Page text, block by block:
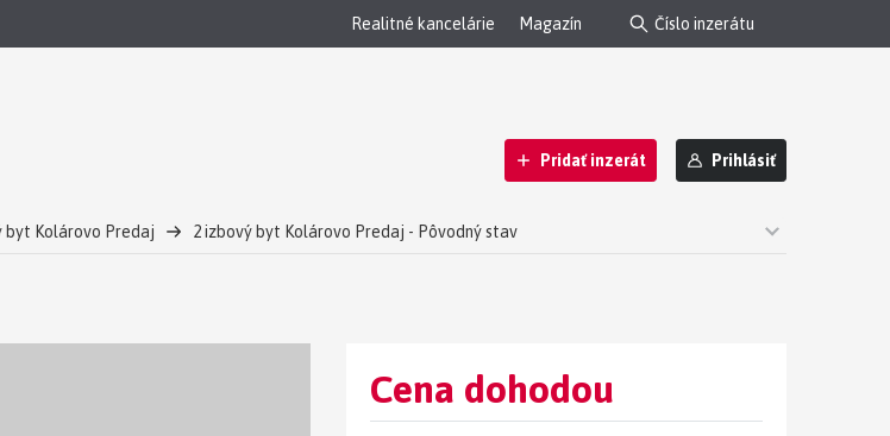
Realitné kancelárie Magazín
Pridať inzerát Prihlásiť
byt Kolárovo Predaj
2 izbový byt Kolárovo Predaj - Pôvodný stav
Cena dohodou